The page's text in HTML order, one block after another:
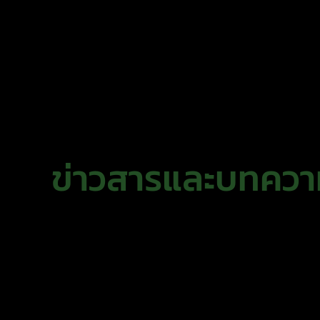
ข่าวสารและบทคว
ข่าวสารและบทคว